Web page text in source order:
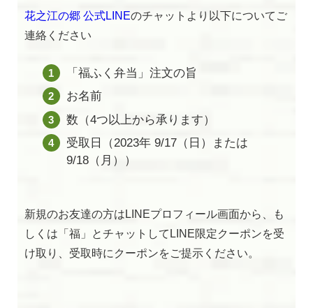
花之江の郷 公式LINEのチャットより以下についてご
連絡ください
「福ふく弁当」注文の旨
お名前
数（4つ以上から承ります）
受取日（2023年 9/17（日）または
9/18（月））
新規のお友達の方はLINEプロフィール画面から、も
しくは「福」とチャットしてLINE限定クーポンを受
け取り、受取時にクーポンをご提示ください。